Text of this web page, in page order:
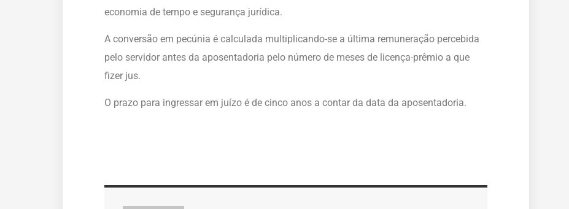
economia de tempo e segurança jurídica.
A conversão em pecúnia é calculada multiplicando-se a última remuneração percebida
pelo servidor antes da aposentadoria pelo número de meses de licença-prêmio a que
fizer jus.
O prazo para ingressar em juízo é de cinco anos a contar da data da aposentadoria.